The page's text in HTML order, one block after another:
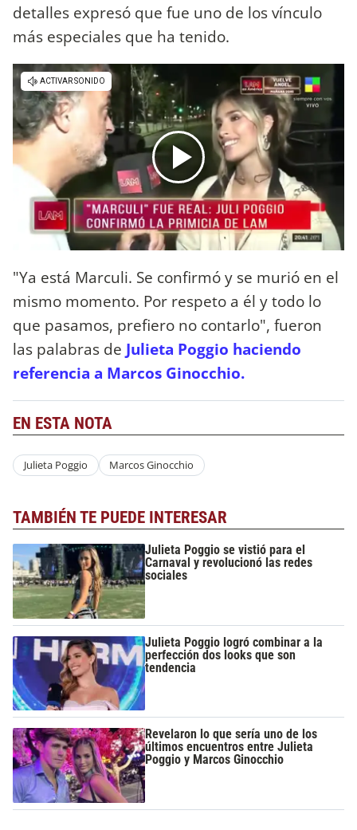
detalles expresó que fue uno de los vínculo
más especiales que ha tenido.
"Ya está Marculi. Se confirmó y se murió en el
mismo momento. Por respeto a él y todo lo
que pasamos, prefiero no contarlo", fueron
las palabras de Julieta Poggio haciendo
referencia a Marcos Ginocchio.
EN ESTA NOTA
Julieta Poggio Marcos Ginocchio
TAMBIÉN TE PUEDE INTERESAR
Julieta Poggio se vistió para el
Carnaval y revolucionó las redes
sociales
Julieta Poggio logró combinar a la
perfección dos looks que son
tendencia
Revelaron lo que sería uno de los
últimos encuentros entre Julieta
Poggio y Marcos Ginocchio